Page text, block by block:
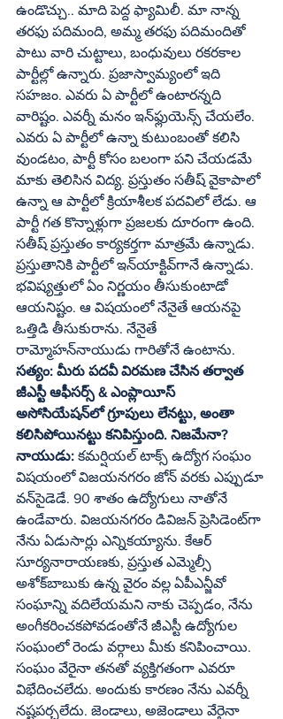
ఉండొచ్చు.. మాది పెద్ద ఫ్యామిలీ. మా నాన్న
తరఫు పదిమంది, అమ్మ తరఫు పదిమందితో
పాటు వారి చుట్టాలు, బంధువులు రకరకాల
పార్టీల్లో ఉన్నారు. ప్రజాస్వామ్యంలో ఇది
సహజం. ఎవరు ఏ పార్టీలో ఉంటారన్నది
వారిష్టం. ఎవర్నీ మనం ఇన్‌ఫ్లుయెన్స్‌ చేయలేం.
ఎవరు ఏ పార్టీలో ఉన్నా కుటుంబంతో కలిసి
వుండటం, పార్టీ కోసం బలంగా పని చేయడమే
మాకు తెలిసిన విద్య. ప్రస్తుతం సతీష్‌ వైకాపాలో
ఉన్నా ఆ పార్టీలో క్రియాశీలక పదవిలో లేడు. ఆ
పార్టీ గత కొన్నాళ్లుగా ప్రజలకు దూరంగా ఉంది.
సతీష్‌ ప్రస్తుతం కార్యకర్తగా మాత్రమే ఉన్నాడు.
ప్రస్తుతానికి పార్టీలో ఇన్‌యాక్టివ్‌గానే ఉన్నాడు.
భవిష్యత్తులో ఏం నిర్ణయం తీసుకుంటాడో
ఆయనిష్టం. ఆ విషయంలో నేనైతే ఆయనపై
ఒత్తిడి తీసుకురాను. నేనైతే
రామ్మోహన్‌నాయుడు గారితోనే ఉంటాను.
సత్యం: మీరు పదవీ విరమణ చేసిన తర్వాత
జీఎస్టీ ఆఫీసర్స్‌ & ఎంప్లాయీస్‌
అసోసియేషన్‌లో గ్రూపులు లేనట్టు, అంతా
కలిసిపోయినట్టు కనిపిస్తుంది. నిజమేనా?
నాయుడు: కమర్షియల్‌ టాక్స్‌ ఉద్యోగ సంఘం
విషయంలో విజయనగరం జోన్‌ వరకు ఎప్పుడూ
వన్‌సైడెడే. 90 శాతం ఉద్యోగులు నాతోనే
ఉండేవారు. విజయనగరం డివిజన్‌ ప్రెసిడెంట్‌గా
నేను ఏడుసార్లు ఎన్నికయ్యాను. కేఆర్‌
సూర్యనారాయణకు, ప్రస్తుత ఎమ్మెల్సీ
అశోక్‌బాబుకు ఉన్న వైరం వల్ల ఏపీఎన్జీవో
సంఘాన్ని వదిలేయమని నాకు చెప్పడం, నేను
అంగీకరించకపోవడంతోనే జీఎస్టీ ఉద్యోగుల
సంఘంలో రెండు వర్గాలు మీకు కనిపించాయి.
సంఘం వేరైనా తనతో వ్యక్తిగతంగా ఎవరూ
విభేదించలేదు. అందుకు కారణం నేను ఎవర్నీ
నష్టపర్చలేదు. జెండాలు, అజెండాలు వేరైనా